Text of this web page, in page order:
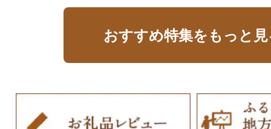
おすすめ特集をもっと